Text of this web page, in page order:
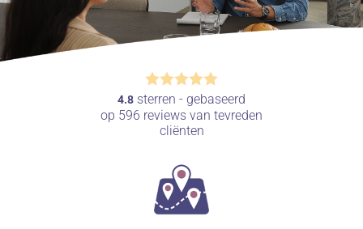
4.8 sterren - gebaseerd
op 596 reviews van tevreden
cliënten